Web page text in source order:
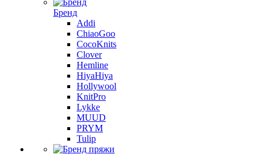
Бренд
Addi
ChiaoGoo
CocoKnits
Clover
Hemline
HiyaHiya
Hollywool
KnitPro
Lykke
MUUD
PRYM
Tulip